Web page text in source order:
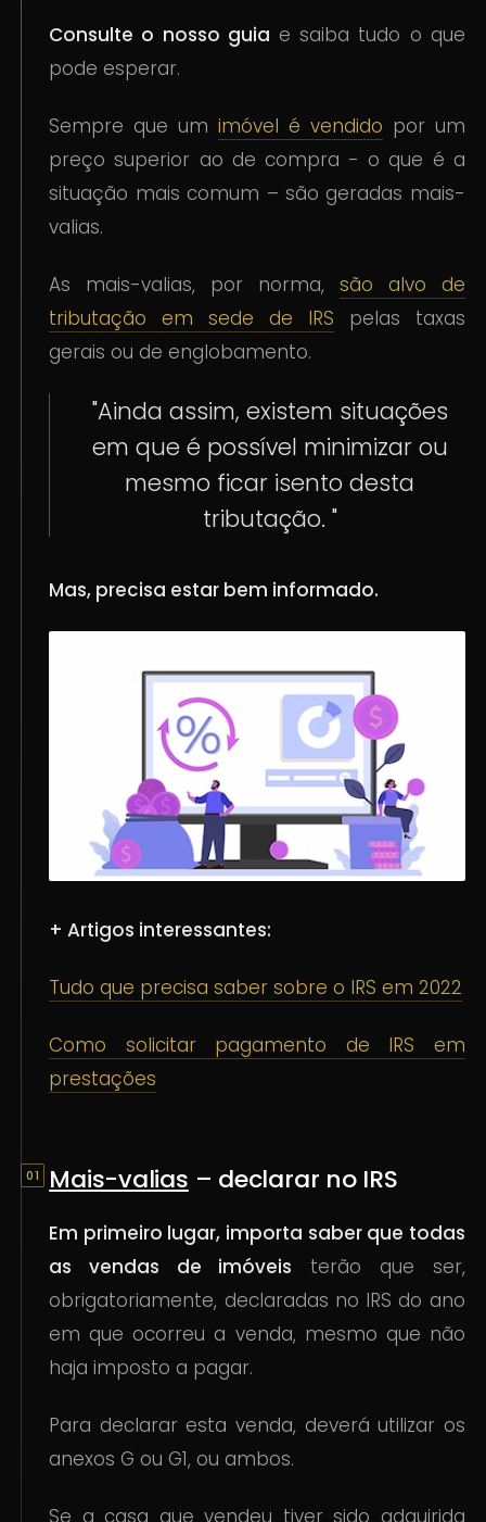
Consulte o nosso guia e saiba tudo o que
pode esperar.
Sempre que umimóvel é vendido por um
preço superior ao de compra - o que é a
situação mais comum – são geradas mais-
valias.
As mais-valias, por norma, são alvo de
tributação em sede de IRS pelas taxas
gerais ou de englobamento.
"Ainda assim, existem situações
em que é possível minimizar ou
mesmo ficar isento desta
tributação. "
Mas, precisa estar bem informado.
+ Artigos interessantes:
Tudo que precisa saber sobre o IRS em 2022
Como solicitar pagamento de IRS em
prestações
Mais-valias – declarar no IRS
Em primeiro lugar, importa saber que todas
as vendas de imóveis terão que ser,
obrigatoriamente, declaradas no IRS do ano
em que ocorreu a venda, mesmo que não
haja imposto a pagar.
Para declarar esta venda, deverá utilizar os
anexos G ou G1, ou ambos.